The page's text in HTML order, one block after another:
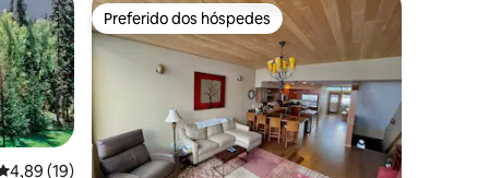
de uma avaliação média de 5, 19 avaliações
4,89 (19)
Preferido dos hóspedes
Preferido dos hóspedes